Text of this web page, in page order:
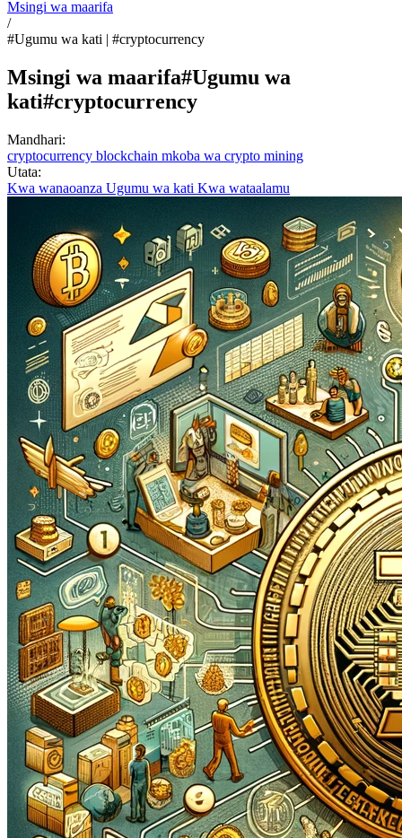
Msingi wa maarifa
/
#Ugumu wa kati | #cryptocurrency
Msingi wa maarifa#Ugumu wa
kati#cryptocurrency
Mandhari:
cryptocurrency blockchain mkoba wa crypto mining
Utata:
Kwa wanaoanza Ugumu wa kati Kwa wataalamu